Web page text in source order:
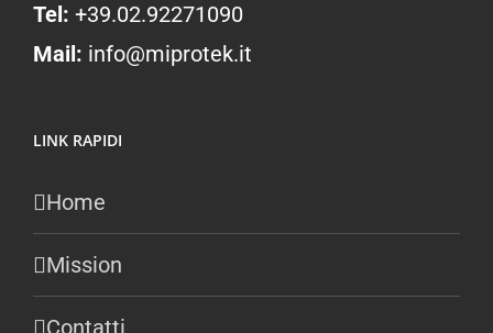
Tel: +39.02.92271090
Mail: info@miprotek.it
LINK RAPIDI
Home
Mission